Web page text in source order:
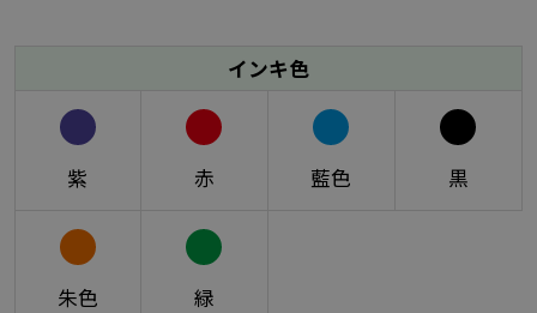
インキ色
紫 赤 藍色 黒
朱色 緑